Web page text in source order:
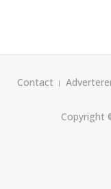
Contact
Copyright